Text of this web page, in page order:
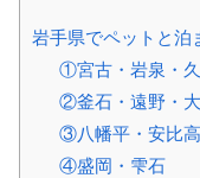
岩手県でペットと泊
①宮古・岩泉・
②釜石・遠野・
③八幡平・安比
④盛岡・雫石